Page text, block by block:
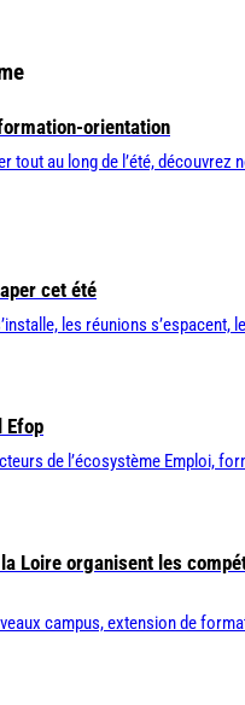
orientation
tout au long de l’été, découvrez
cet été
les réunions s’espacent,
Efop
de l’écosystème Emploi,
Loire organisent les
campus, extension de